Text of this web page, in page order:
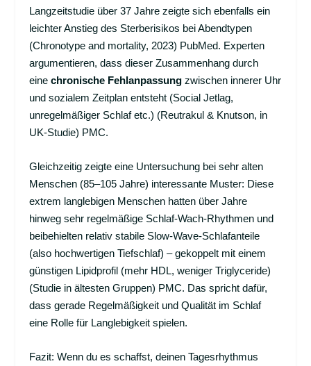
Langzeitstudie über 37 Jahre zeigte sich ebenfalls ein
leichter Anstieg des Sterberisikos bei Abendtypen
(Chronotype and mortality, 2023) PubMed. Experten
argumentieren, dass dieser Zusammenhang durch
einechronische Fehlanpassung zwischen innerer Uhr
und sozialem Zeitplan entsteht (Social Jetlag,
unregelmäßiger Schlaf etc.) (Reutrakul & Knutson, in
UK-Studie) PMC.
Gleichzeitig zeigte eine Untersuchung bei sehr alten
Menschen (85–105 Jahre) interessante Muster: Diese
extrem langlebigen Menschen hatten über Jahre
hinweg sehr regelmäßige Schlaf-Wach-Rhythmen und
beibehielten relativ stabile Slow-Wave-Schlafanteile
(also hochwertigen Tiefschlaf) – gekoppelt mit einem
günstigen Lipidprofil (mehr HDL, weniger Triglyceride)
(Studie in ältesten Gruppen) PMC. Das spricht dafür,
dass gerade Regelmäßigkeit und Qualität im Schlaf
eine Rolle für Langlebigkeit spielen.
Fazit: Wenn du es schaffst, deinen Tagesrhythmus